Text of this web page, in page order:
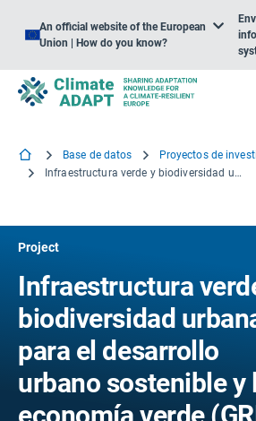
An official website of the European
Union | How do you know?
Base de datos
Infraestructura verde y biodiversidad urbana para el desarrollo urbano sostenible y la economía verde
Project
Infraestructura
biodiversidad
para el desarrollo
urbano sostenible y